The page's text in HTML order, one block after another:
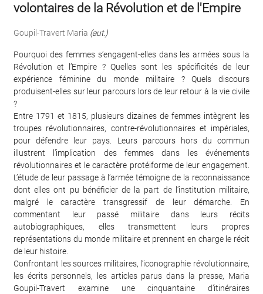
volontaires de la Révolution et de l'Empire
Goupil-Travert Maria (aut.)
Pourquoi des femmes s’engagent-elles dans les armées sous la
Révolution et l’Empire ? Quelles sont les spécificités de leur
expérience féminine du monde militaire ? Quels discours
produisent-elles sur leur parcours lors de leur retour à la vie civile
?
Entre 1791 et 1815, plusieurs dizaines de femmes intègrent les
troupes révolutionnaires, contre-révolutionnaires et impériales,
pour défendre leur pays. Leurs parcours hors du commun
illustrent l’implication des femmes dans les événements
révolutionnaires et le caractère protéiforme de leur engagement.
L’étude de leur passage à l’armée témoigne de la reconnaissance
dont elles ont pu bénéficier de la part de l’institution militaire,
malgré le caractère transgressif de leur démarche. En
commentant leur passé militaire dans leurs récits
autobiographiques, elles transmettent leurs propres
représentations du monde militaire et prennent en charge le récit
de leur histoire.
Confrontant les sources militaires, l’iconographie révolutionnaire,
les écrits personnels, les articles parus dans la presse, Maria
Goupil-Travert examine une cinquantaine d’itinéraires